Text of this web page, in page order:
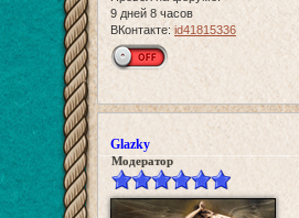
9 дней 8 часов
ВКонтакте: id41815336
Glazky
Модератор